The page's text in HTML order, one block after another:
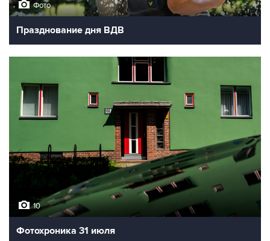
Фото
Празднование дня ВДВ
10
Фотохроника 31 июля